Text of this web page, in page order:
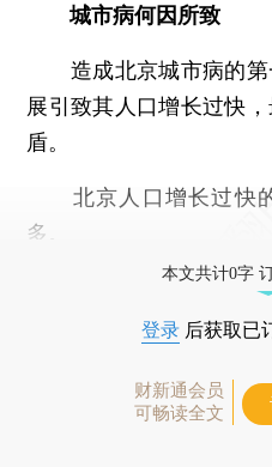
城市病何因所致
造成北京城市病的第
展引致其人口增长过快
盾。
北京人口增长过快的
多。
本文共计0字
登录 后获取已
财新通会员
可畅读全文